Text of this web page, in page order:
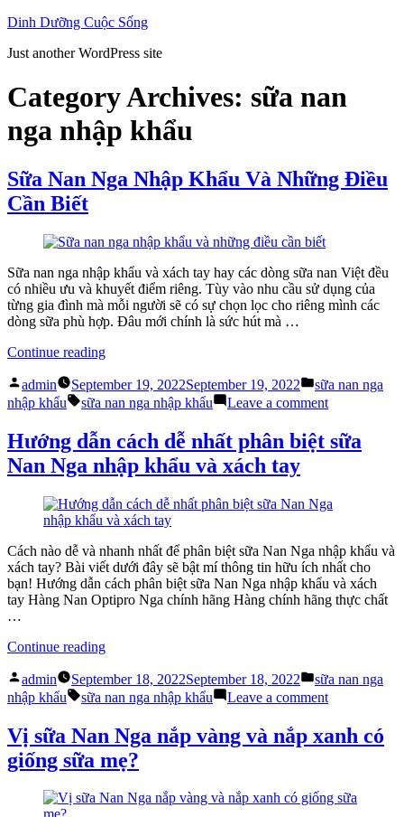
Skip
content
Dinh Dưỡng Cuộc Sống
Just another WordPress site
Category Archives: sữa nan
nga nhập khẩu
Sữa Nan Nga Nhập Khẩu Và Những Điều
Cần Biết
Sữa nan nga nhập khẩu và xách tay hay các dòng sữa nan Việt đều
có nhiều ưu và khuyết điểm riêng. Tùy vào nhu cầu sử dụng của
từng gia đình mà mỗi người sẽ có sự chọn lọc cho riêng mình các
dòng sữa phù hợp. Đâu mới chính là sức hút mà …
Continue reading“Sữa
Nga
Nhập
Những
Điều
Cần
Biết”
Posted
by
admin September 19, 2022September 19, 2022
Posted
in
sữa nan nga
nhập khẩu
Tags:
sữa nan nga nhập khẩu Leave a commenton
Nan
Nga
Những
Cần
Biết
Hướng dẫn cách dễ nhất phân biệt sữa
Nan Nga nhập khẩu và xách tay
Cách nào dễ và nhanh nhất để phân biệt sữa Nan Nga nhập khẩu và
xách tay? Bài viết dưới đây sẽ bật mí thông tin hữu ích nhất cho
bạn! Hướng dẫn cách phân biệt sữa Nan Nga nhập khẩu và xách
tay Hàng Nan Optipro Nga chính hãng Hàng chính hãng thực chất
…
Continue reading“Hướng
cách
dễ
phân
biệt
sữa
Nan
Nga
nhập
Posted
by
admin September 18, 2022September 18, 2022
Posted
in
sữa nan nga
nhập khẩu
Tags:
sữa nan nga nhập khẩu Leave a commenton
dẫn
cách
phân
biệt
Vị sữa Nan Nga nắp vàng và nắp xanh có
giống sữa mẹ?